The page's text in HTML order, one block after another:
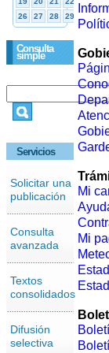
Consulta
simple
Servicios
Solicitar una
publicación
Consulta
avanzada
Textos
consolidados
Difusión
selectiva
Mi
Mi